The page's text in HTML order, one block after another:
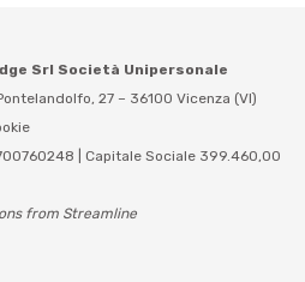
Srl Società Unipersonale
27 – 36100 Vicenza (VI)
| Capitale Sociale 399.460,00
from Streamline